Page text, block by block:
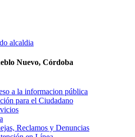
Nuevo, Córdoba
a la informacion pública
para el Ciudadano
Reclamos y Denuncias